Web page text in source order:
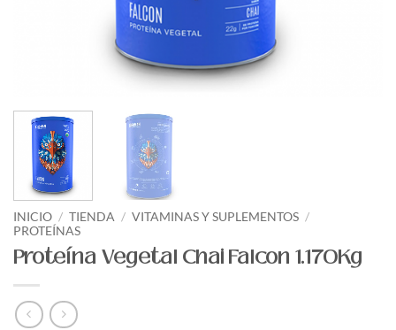
INICIO / TIENDA / VITAMINAS Y SUPLEMENTOS /
PROTEÍNAS
Proteína Vegetal Chai Falcon 1.170Kg